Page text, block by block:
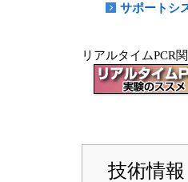
サポートシ
リアルタイムPCR
技術情報